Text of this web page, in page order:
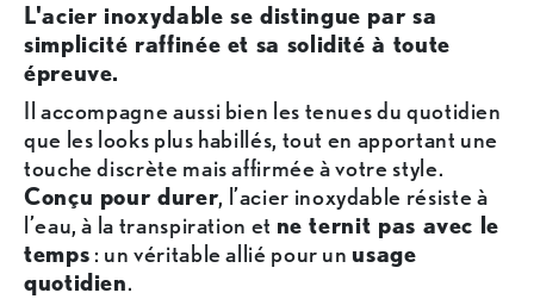
L'acier inoxydable se distingue par sa
simplicité raffinée et sa solidité à toute
épreuve.
Il accompagne aussi bien les tenues du quotidien
que les looks plus habillés, tout en apportant une
touche discrète mais affirmée à votre style.
Conçu pour durer, l’acier inoxydable résiste à
l’eau, à la transpiration et ne ternit pas avec le
temps : un véritable allié pour un usage
quotidien.